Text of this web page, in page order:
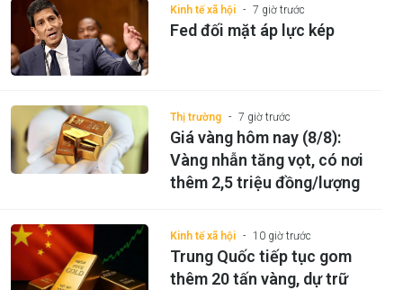
Kinh tế xã hội 7 giờ trước
Fed đối mặt áp lực kép
Thị trường 7 giờ trước
Giá vàng hôm nay (8/8):
Vàng nhẫn tăng vọt, có nơi
thêm 2,5 triệu đồng/lượng
Kinh tế xã hội 10 giờ trước
Trung Quốc tiếp tục gom
thêm 20 tấn vàng, dự trữ